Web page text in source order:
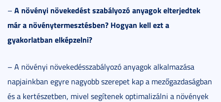
– A növényi növekedést szabályozó anyagok elterjedtek
már a növénytermesztésben? Hogyan kell ezt a
gyakorlatban elképzelni?
– A növényi növekedésszabályozó anyagok alkalmazása
napjainkban egyre nagyobb szerepet kap a mezőgazdaságban
és a kertészetben, mivel segítenek optimalizálni a növények